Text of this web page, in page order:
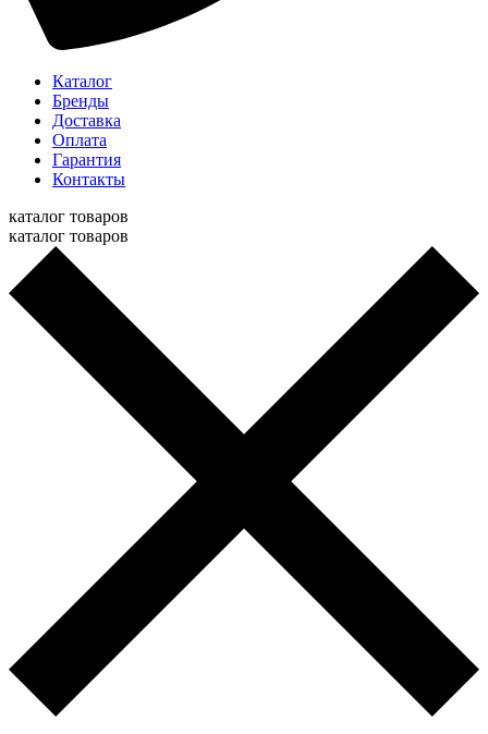
Каталог
Бренды
Доставка
Оплата
Гарантия
Контакты
каталог товаров
каталог товаров